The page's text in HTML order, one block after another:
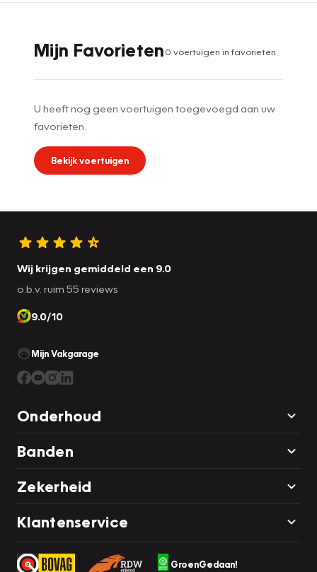
Mijn Favorieten0 voertuigen in favorieten
U heeft nog geen voertuigen toegevoegd aan uw
favorieten.
Bekijk voertuigen
Wij krijgen gemiddeld een 9.0
o.b.v. ruim 55 reviews
9.0/10
Mijn Vakgarage
Onderhoud
Banden
Zekerheid
Klantenservice
GroenGedaan!